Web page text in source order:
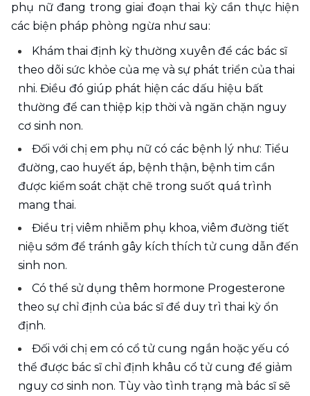
phụ nữ đang trong giai đoạn thai kỳ cần thực hiện
các biện pháp phòng ngừa như sau:
Khám thai định kỳ thường xuyên để các bác sĩ
theo dõi sức khỏe của mẹ và sự phát triển của thai
nhi. Điều đó giúp phát hiện các dấu hiệu bất
thường để can thiệp kịp thời và ngăn chặn nguy
cơ sinh non.
Đối với chị em phụ nữ có các bệnh lý như: Tiểu
đường, cao huyết áp, bệnh thận, bệnh tim cần
được kiểm soát chặt chẽ trong suốt quá trình
mang thai.
Điều trị viêm nhiễm phụ khoa, viêm đường tiết
niệu sớm để tránh gây kích thích tử cung dẫn đến
sinh non.
Có thể sử dụng thêm hormone Progesterone
theo sự chỉ định của bác sĩ để duy trì thai kỳ ổn
định.
Đối với chị em có cổ tử cung ngắn hoặc yếu có
thể được bác sĩ chỉ định khâu cổ tử cung để giảm
nguy cơ sinh non. Tùy vào tình trạng mà bác sĩ sẽ